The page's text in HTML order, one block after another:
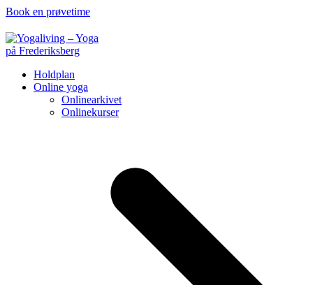
Book en prøvetime
Holdplan
Online yoga
Onlinearkivet
Onlinekurser